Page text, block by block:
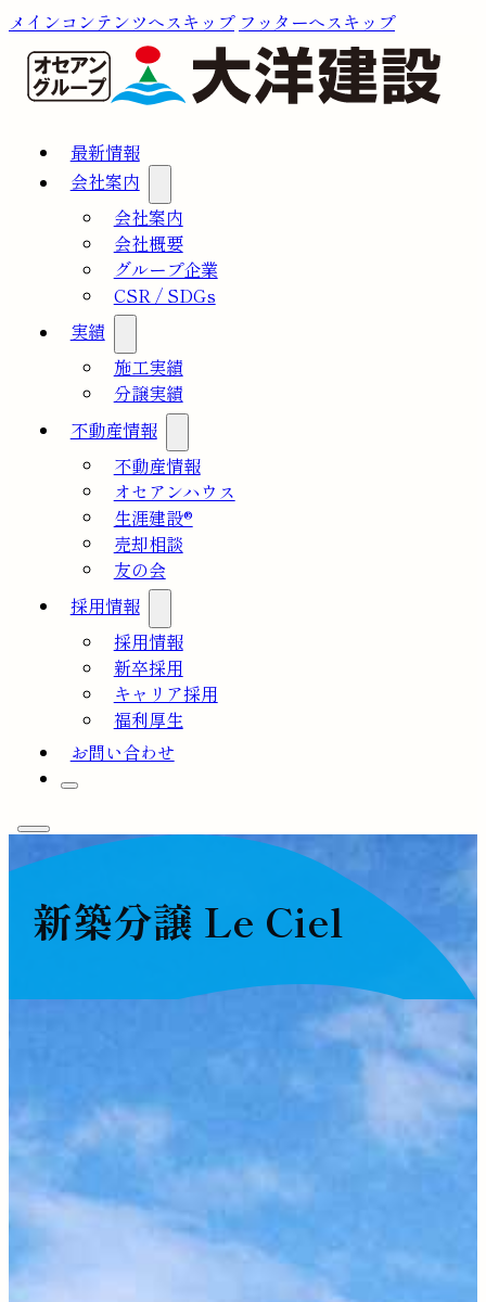
メインコンテンツへスキップ フッターへスキップ
最新情報
会社案内
会社案内
会社概要
グループ企業
CSR / SDGs
実績
施工実績
分譲実績
不動産情報
不動産情報
オセアンハウス
生涯建設®
売却相談
友の会
採用情報
採用情報
新卒採用
キャリア採用
福利厚生
お問い合わせ
新築分譲 Le Ciel